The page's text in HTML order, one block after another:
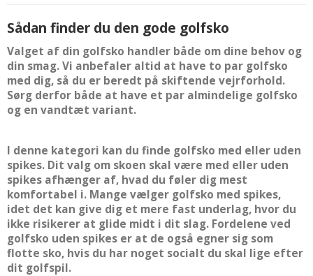
Sådan finder du den gode golfsko
Valget af din golfsko handler både om dine behov og
din smag. Vi anbefaler altid at have to par golfsko
med dig, så du er beredt på skiftende vejrforhold.
Sørg derfor både at have et par almindelige golfsko
og en vandtæt variant.
I denne kategori kan du finde golfsko med eller uden
spikes. Dit valg om skoen skal være med eller uden
spikes afhænger af, hvad du føler dig mest
komfortabel i. Mange vælger golfsko med spikes,
idet det kan give dig et mere fast underlag, hvor du
ikke risikerer at glide midt i dit slag. Fordelene ved
golfsko uden spikes er at de også egner sig som
flotte sko, hvis du har noget socialt du skal lige efter
dit golfspil.